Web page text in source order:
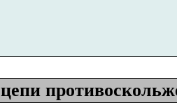
цепи